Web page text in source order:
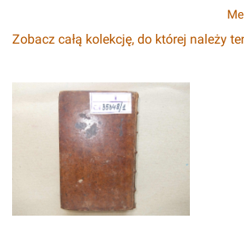
Zobacz całą kolekcję, do której należy